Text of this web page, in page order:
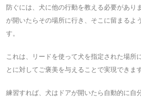
防ぐには、犬に他の行動を教える必要があり
が開いたらその場所に行き、そこに留まるよ
す。
これは、リードを使って犬を指定された場所
とに対してご褒美を与えることで実現できます
練習すれば、犬はドアが開いたら自動的に自